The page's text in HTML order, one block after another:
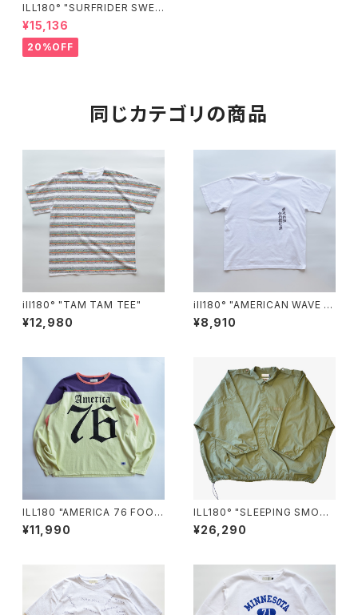
ILL180° "SURFRIDER SWEA
TSHIRT"
¥15,136
20%OFF
同じカテゴリの商品
ill180° "TAM TAM TEE"
¥12,980
ill180° "AMERICAN WAVE T
EE"
¥8,910
ILL180 "AMERICA 76 FOOT
BALL TEE"
¥11,990
ILL180° "SLEEPING SMOC
K"
¥26,290